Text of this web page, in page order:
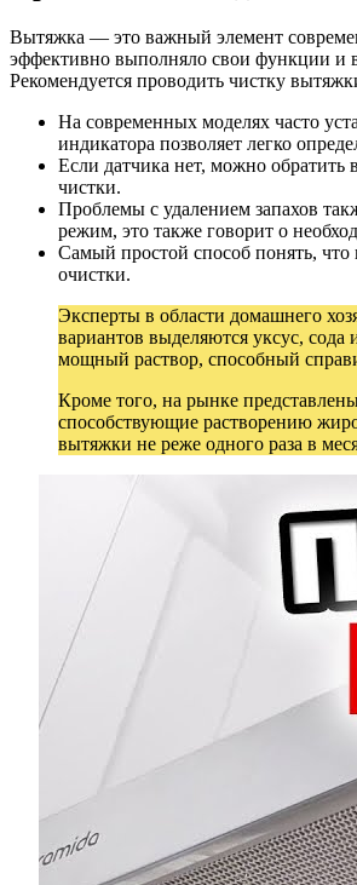
Вытяжка — это важный элемент
эффективно выполняло свои функции и
Рекомендуется проводить чистку
На современных моделях часто
индикатора позволяет легко
Если датчика нет, можно обратить
чистки.
Проблемы с удалением запахов
режим, это также говорит о
Самый простой способ понять, что
очистки.
Эксперты в области домашнего
вариантов выделяются уксус,
мощный раствор, способный
Кроме того, на рынке
способствующие растворению
вытяжки не реже одного раза в